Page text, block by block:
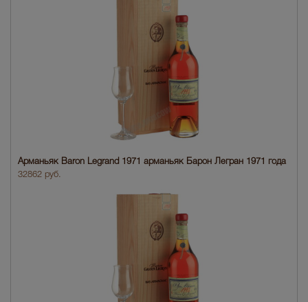
Арманьяк Baron Legrand 1971 арманьяк Барон Легран 1971 года
32862 руб.